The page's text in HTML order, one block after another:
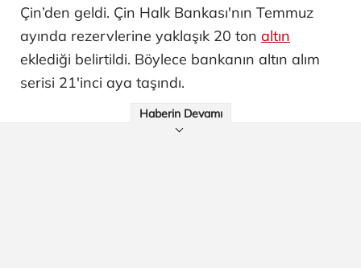
Çin’den geldi. Çin Halk Bankası'nın Temmuz
ayında rezervlerine yaklaşık 20 ton altın
eklediği belirtildi. Böylece bankanın altın alım
serisi 21'inci aya taşındı.
Haberin Devamı